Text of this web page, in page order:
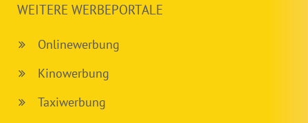
WEITERE WERBEPORTALE
Onlinewerbung
Kinowerbung
Taxiwerbung